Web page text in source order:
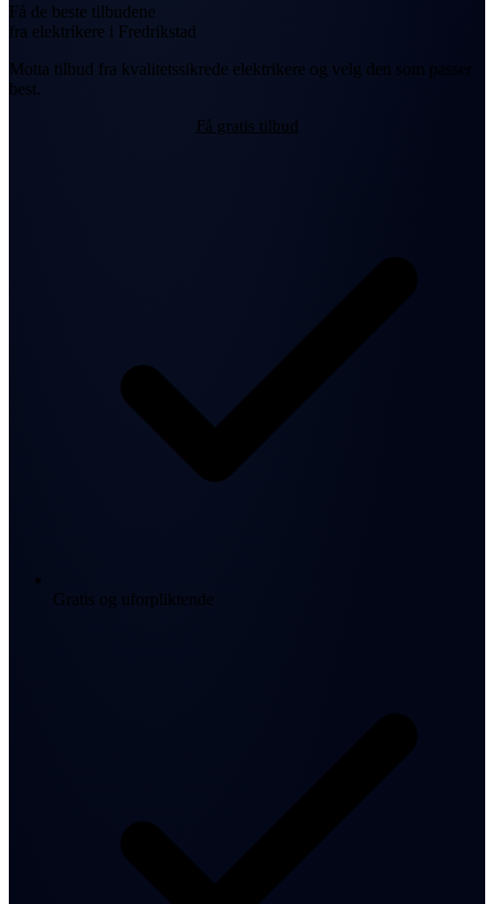
Få de beste tilbudene
fra elektrikere i Fredrikstad
Motta tilbud fra kvalitetssikrede elektrikere og velg den som passer
best.
Få gratis tilbud
Gratis og uforpliktende